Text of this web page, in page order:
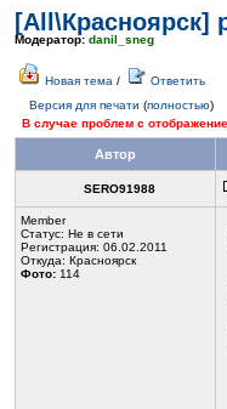
[All\Красноярск]
Модератор: danil_sneg
Новая тема /
Ответить
Версия для печати (полностью)
В случае проблем с
Автор
SERO91988
Member
Статус: Не в сети
Регистрация: 06.02.2011
Откуда: Красноярск
Фото: 114